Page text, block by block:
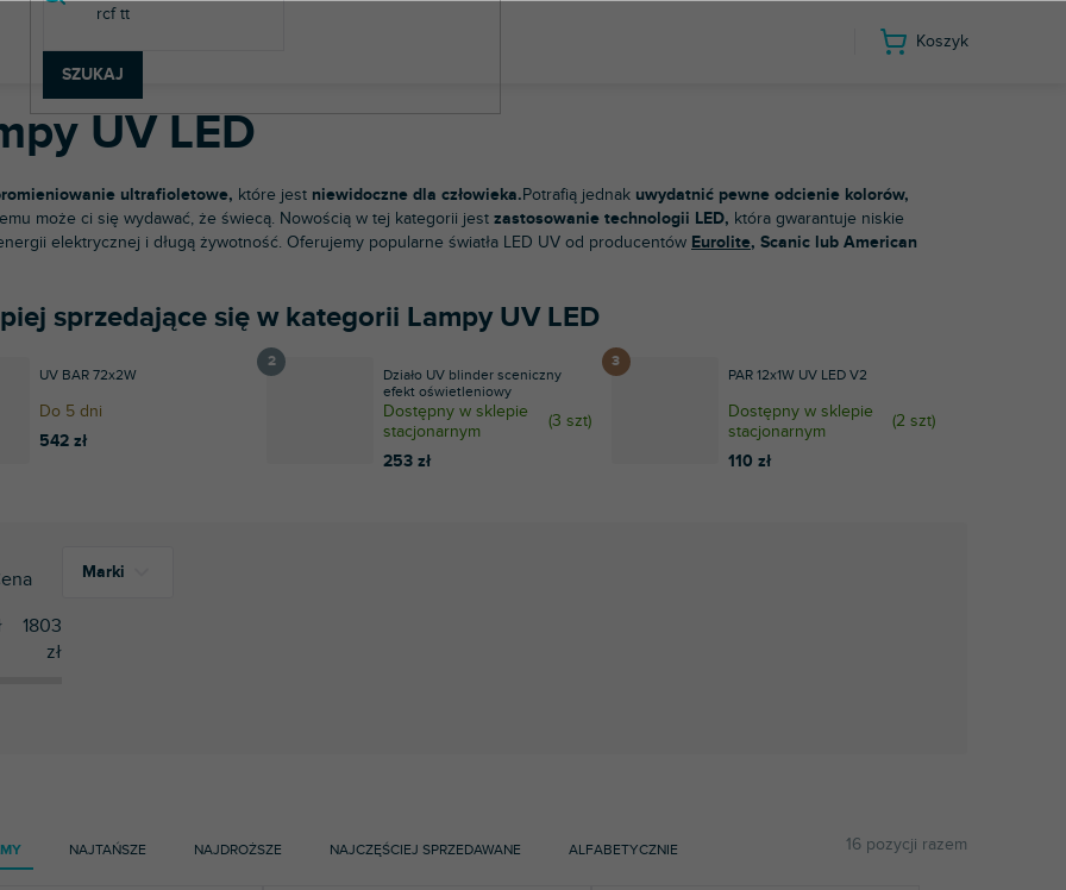
SZUKAJ
Koszyk
oświetleniowa
UV LED
ultrafioletowe, które jest niewidoczne dla człowieka.Potrafią jednak uwydatnić pewne odcienie kolorów,
może ci się wydawać, że świecą. Nowością w tej kategorii jest zastosowanie technologii LED, która gwarantuje niskie
elektrycznej i długą żywotność. Oferujemy popularne światła LED UV od producentów Eurolite, Scanic lub American
sprzedające się w kategorii Lampy UV LED
UV BAR 72x2W
Do 5 dni
542 zł
Działo UV blinder sceniczny
efekt oświetleniowy
Dostępny w sklepie
stacjonarnym
(3 szt)
253 zł
PAR 12x1W UV LED V2
Dostępny w sklepie
stacjonarnym
(2 szt)
110 zł
NAJTAŃSZE NAJDROŻSZE NAJCZĘŚCIEJ SPRZEDAWANE ALFABETYCZNIE 16 pozycji razem
1803
zł
Marki